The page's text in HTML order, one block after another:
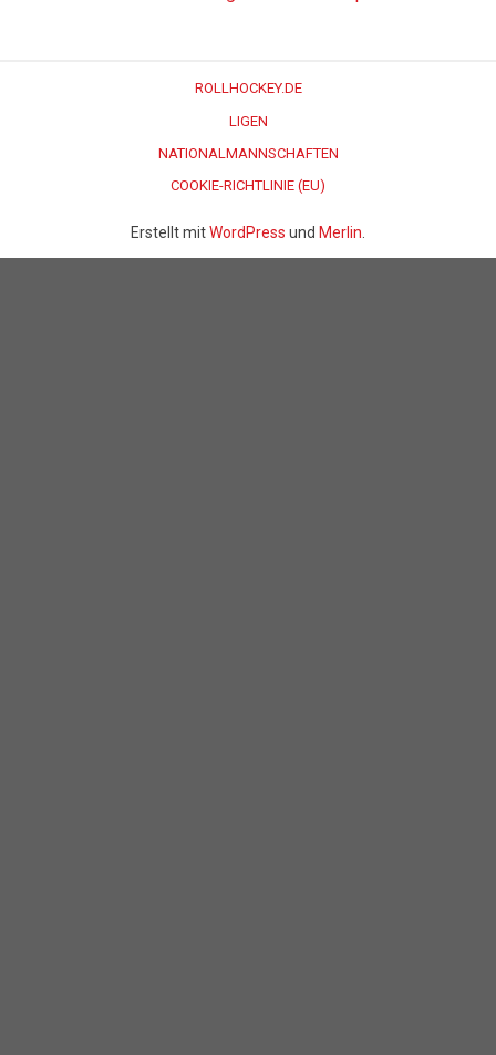
ROLLHOCKEY.DE
LIGEN
NATIONALMANNSCHAFTEN
COOKIE-RICHTLINIE (EU)
Erstellt mitWordPress und Merlin